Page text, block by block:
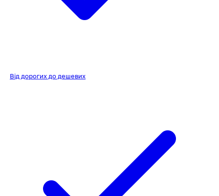
Від дорогих до дешевих